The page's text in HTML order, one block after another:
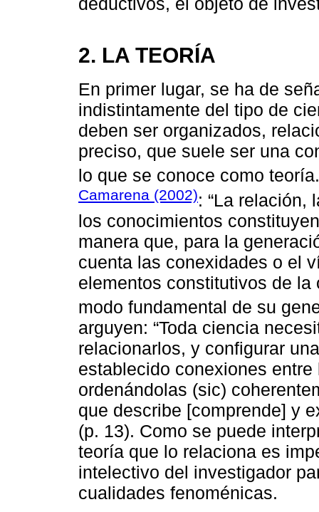
2. LA TEORÍA
En primer lugar, se ha de
indistintamente del tipo de
deben ser organizados,
preciso, que suele ser una
lo que se conoce como
Camarena (2002): “La relación,
los conocimientos
manera que, para la
cuenta las conexidades o el
elementos constitutivos de
modo fundamental de su
arguyen: “Toda ciencia
relacionarlos, y configurar
establecido conexiones
ordenándolas (sic)
que describe [comprende] y
(p. 13). Como se puede
teoría que lo relaciona es
intelectivo del investigador
cualidades fenoménicas.